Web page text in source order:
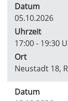
Datum
05.10.2026
Uhrzeit
17:00 - 19:30
Ort
Neustadt 18,
Datum